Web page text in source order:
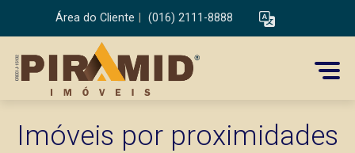
Área do Cliente (016) 2111-8888
Imóveis por proximidades